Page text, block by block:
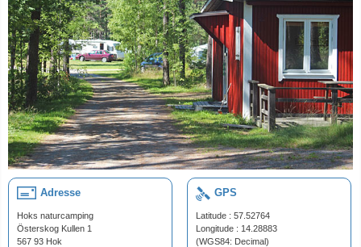
Adresse
Hoks naturcamping
Österskog Kullen 1
567 93 Hok
GPS
Latitude : 57.52764
Longitude : 14.28883
(WGS84: Decimal)